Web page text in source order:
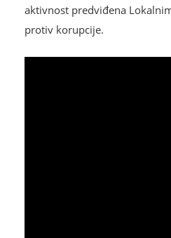
aktivnost predviđena
protiv korupcije.